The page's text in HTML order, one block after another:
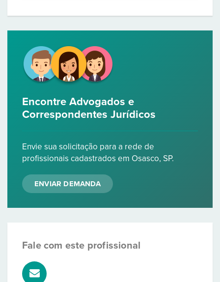
Encontre Advogados e
Correspondentes Jurídicos
Envie sua solicitação para a rede de
profissionais cadastrados em Osasco, SP.
ENVIAR DEMANDA
Fale com este profissional